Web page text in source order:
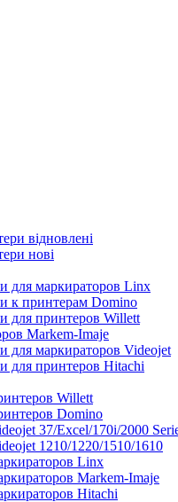
відновлені
нові
для маркираторов Linx
к принтерам Domino
для принтеров Willett
Markem-Imaje
для маркираторов Videojet
для принтеров Hitachi
Willett
Domino
37/Excel/170i/2000
1210/1220/1510/1610
Linx
Markem-Imaje
Hitachi